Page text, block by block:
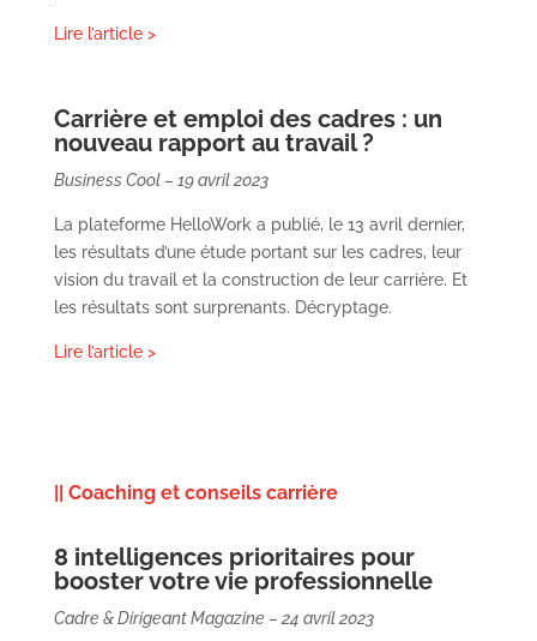
Lire l’article >
Carrière et emploi des cadres : un
nouveau rapport au travail ?
Business Cool – 19 avril 2023
La plateforme HelloWork a publié, le 13 avril dernier,
les résultats d’une étude portant sur les cadres, leur
vision du travail et la construction de leur carrière. Et
les résultats sont surprenants. Décryptage.
Lire l’article >
|| Coaching et conseils carrière
8 intelligences prioritaires pour
booster votre vie professionnelle
Cadre & Dirigeant Magazine – 24 avril 2023